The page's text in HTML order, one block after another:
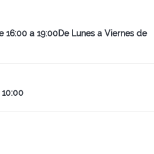
16:00 a 19:00De Lunes a Viernes de